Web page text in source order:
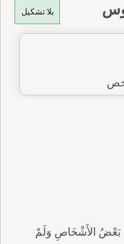
بلا تشكيل
بَعْضُ الأَشْخَاصِ وَلَمْ